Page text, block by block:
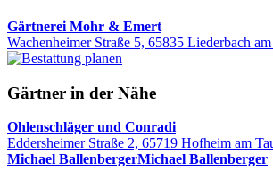
Gärtnerei Mohr & Emert
Wachenheimer Straße 5, 65835 Liederbach
Gärtner in der Nähe
Ohlenschläger und Conradi
Eddersheimer Straße 2, 65719 Hofheim am
Michael BallenbergerMichael Ballenberger